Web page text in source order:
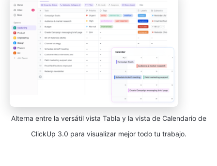
Alterna entre la versátil vista Tabla y la vista de Calendario de
ClickUp 3.0 para visualizar mejor todo tu trabajo.